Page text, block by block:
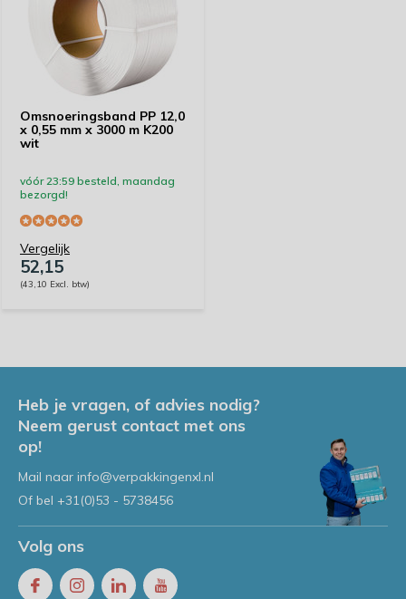
Omsnoeringsband PP 12,0
x 0,55 mm x 3000 m K200
wit
vóór 23:59 besteld, maandag
bezorgd!
Vergelijk
52,15
(43,10 Excl. btw)
Heb je vragen, of advies nodig?
Neem gerust contact met ons
op!
Mail naar info@verpakkingenxl.nl
Of bel +31(0)53 - 5738456
Volg ons